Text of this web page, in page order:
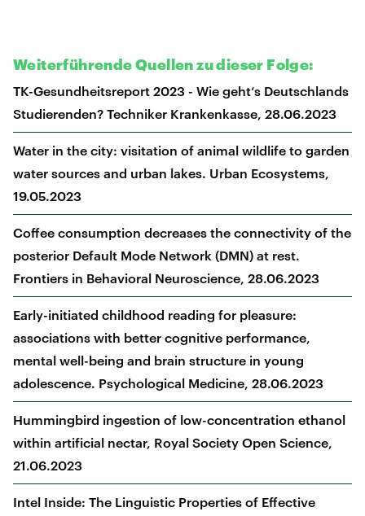
Weiterführende Quellen zu dieser Folge:
TK-Gesund­heits­re­port 2023 - Wie geht‘s Deutsch­lands
Studie­ren­den? Techniker Krankenkasse, 28.06.2023
Water in the city: visitation of animal wildlife to garden
water sources and urban lakes. Urban Ecosystems,
19.05.2023
Coffee consumption decreases the connectivity of the
posterior Default Mode Network (DMN) at rest.
Frontiers in Behavioral Neuroscience, 28.06.2023
Early-initiated childhood reading for pleasure:
associations with better cognitive performance,
mental well-being and brain structure in young
adolescence. Psychological Medicine, 28.06.2023
Hummingbird ingestion of low-concentration ethanol
within artificial nectar, Royal Society Open Science,
21.06.2023
Intel Inside: The Linguistic Properties of Effective